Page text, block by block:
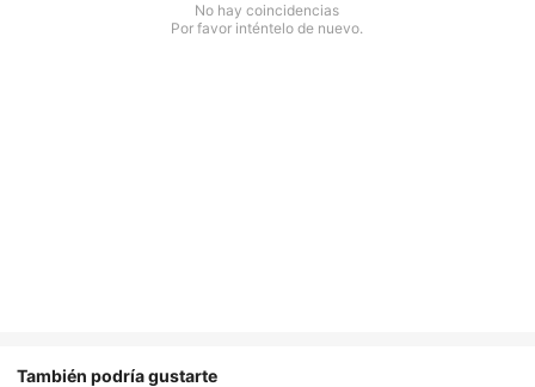
No hay coincidencias
Por favor inténtelo de nuevo.
También podría gustarte